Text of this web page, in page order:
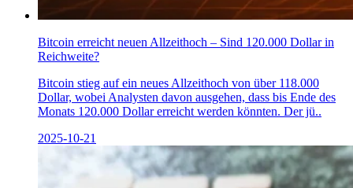
Bitcoin erreicht neuen Allzeithoch – Sind 120.000 Dollar in
Reichweite?
Bitcoin stieg auf ein neues Allzeithoch von über 118.000
Dollar, wobei Analysten davon ausgehen, dass bis Ende des
Monats 120.000 Dollar erreicht werden könnten. Der jü..
2025-10-21